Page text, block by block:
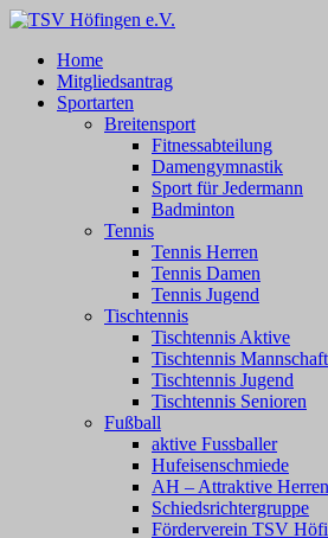
Zum
springen
TSV Höfingen e.V.
TSV Höfingen e.V.
Home
Mitgliedsantrag
Sportarten
Breitensport
Fitnessabteilung
Damengymnastik
Sport für Jedermann
Badminton
Tennis
Tennis Herren
Tennis Damen
Tennis Jugend
Tischtennis
Tischtennis Aktive
Tischtennis
Tischtennis Jugend
Tischtennis Senioren
Fußball
aktive Fussballer
Hufeisenschmiede
AH – Attraktive Herren
Schiedsrichtergruppe
Förderverein TSV